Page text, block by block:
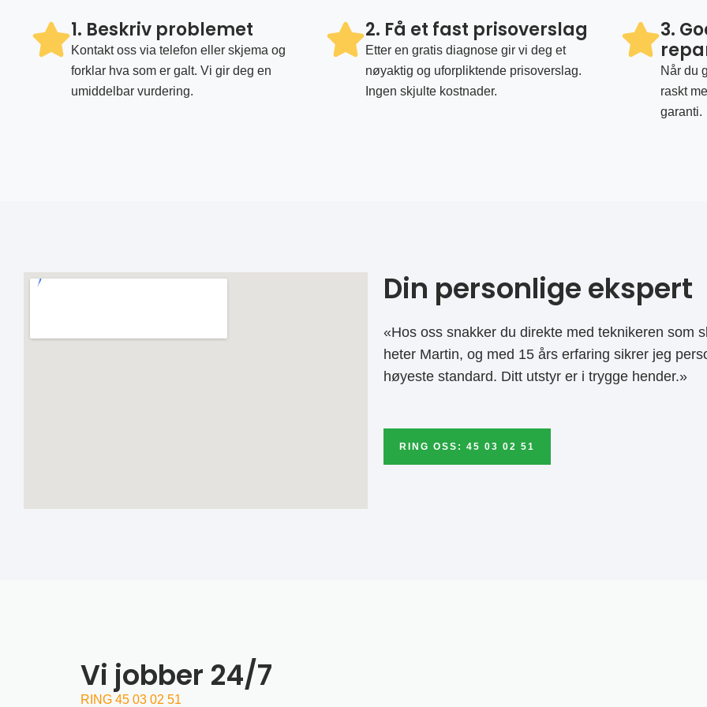
1. Beskriv problemet
Kontakt oss via telefon eller skjema og
forklar hva som er galt. Vi gir deg en
umiddelbar vurdering.
2. Få et fast prisoverslag
Etter en gratis diagnose gir vi deg et
nøyaktig og uforpliktende prisoverslag.
Ingen skjulte kostnader.
3.
Når du
raskt
garanti.
Din personlige ekspert
«Hos oss snakker du direkte med teknikeren som
heter Martin, og med 15 års erfaring sikrer jeg
høyeste standard. Ditt utstyr er i trygge hender.»
RING OSS: 45 03 02 51
Vi jobber 24/7
RING 45 03 02 51